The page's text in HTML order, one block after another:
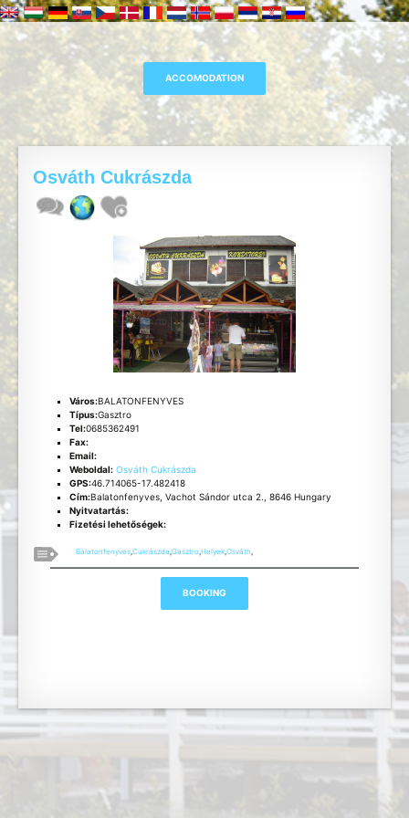
Osváth Cukrászda
Város:BALATONFENYVES
Típus:Gasztro
Tel:0685362491
Fax:
Email:
Weboldal: Osváth Cukrászda
GPS:46.714065-17.482418
Cím:Balatonfenyves, Vachot Sándor utca 2., 8646 Hungary
Nyitvatartás:
Fizetési lehetőségek:
Balatonfenyves ,Cukrászda ,Gasztro ,Helyek ,Osváth